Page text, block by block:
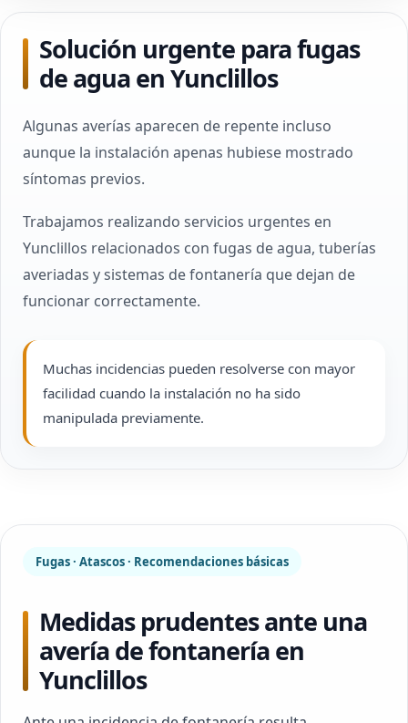
Solución urgente para fugas
de agua en Yunclillos
Algunas averías aparecen de repente incluso
aunque la instalación apenas hubiese mostrado
síntomas previos.
Trabajamos realizando servicios urgentes en
Yunclillos relacionados con fugas de agua, tuberías
averiadas y sistemas de fontanería que dejan de
funcionar correctamente.
Muchas incidencias pueden resolverse con mayor
facilidad cuando la instalación no ha sido
manipulada previamente.
Fugas · Atascos · Recomendaciones básicas
Medidas prudentes ante una
avería de fontanería en
Yunclillos